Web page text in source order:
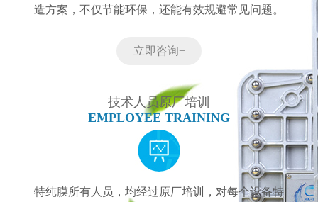
造方案，不仅节能环保，还能有效规避常见问题。
立即咨询+
技术人员原厂培训
EMPLOYEE TRAINING
特纯膜所有人员，均经过原厂培训，对每个设备特